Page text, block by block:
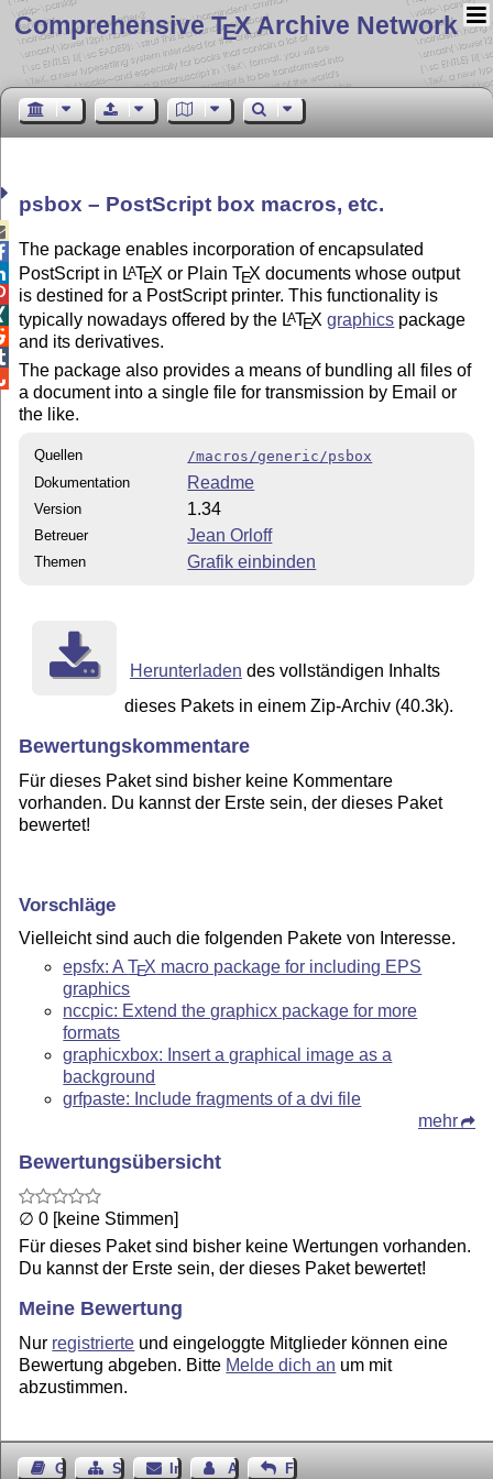
Comprehensive TEX Archive Network
psbox – PostScript box macros, etc.
The package enables incorporation of encapsulated
PostScript in LATEX or PlainTEX documents whose output
is destined for a PostScript printer. This functionality is
typically nowadays offered by the LATEX graphics package
and its derivatives.
The package also provides a means of bundling all files of
a document into a single file for transmission by Email or
the like.
Quellen
/macros/generic/psbox
Dokumentation
Readme
Version 1.34
Betreuer Jean Orloff
Themen Grafik einbinden
Herunterladen des vollständigen Inhalts
dieses Pakets in einem Zip-Archiv (40.3k).
Bewertungskommentare
Für dieses Paket sind bisher keine Kommentare
vorhanden. Du kannst der Erste sein, der dieses Paket
bewertet!
Vorschläge
Vielleicht sind auch die folgenden Pakete von Interesse.
epsfx: ATEX macro package for including EPS
graphics
nccpic: Extend the graphicx package for more
formats
graphicxbox: Insert a graphical image as a
background
grfpaste: Include fragments of a dvi file
mehr
Bewertungsübersicht
∅ 0 [keine Stimmen]
Für dieses Paket sind bisher keine Wertungen vorhanden.
Du kannst der Erste sein, der dieses Paket bewertet!
Meine Bewertung
Nur registrierte und eingeloggte Mitglieder können eine
Bewertung abgeben. Bitte Melde dich an um mit
abzustimmen.
GästebuchSeiten-Struktur
ImpressumAutor kontaktieren
Feedback